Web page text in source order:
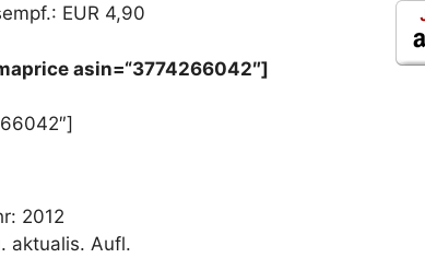
EUR 4,90
asin=“3774266042″]
2012
aktualis. Aufl.